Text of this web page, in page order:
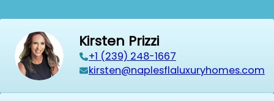
Kirsten Prizzi
‭+1 (239) 248-1667‬
kirsten@naplesflaluxuryhomes.com